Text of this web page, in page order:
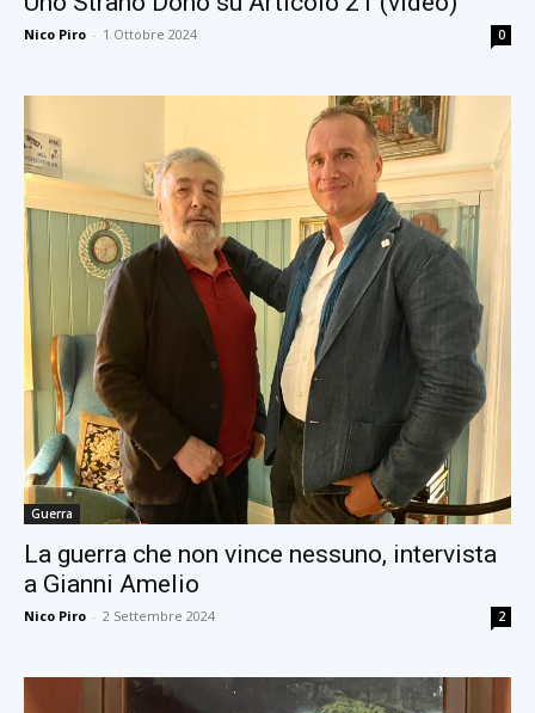
Nico Piro - 1 Ottobre 2024 0
Guerra
La guerra che non vince nessuno, intervista
a Gianni Amelio
Nico Piro - 2 Settembre 2024 2